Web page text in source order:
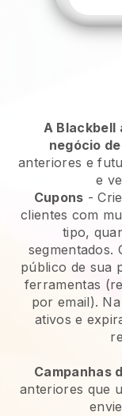
A Blackbell
negócio
anteriores e
e
Cupons -
clientes com
tipo,
segmentados.
público de sua
ferramentas
por email).
ativos e
Campanhas
anteriores que